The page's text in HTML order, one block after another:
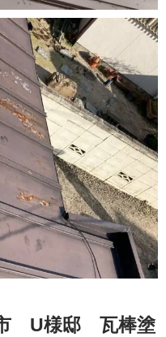
市 U様邸 瓦棒塗